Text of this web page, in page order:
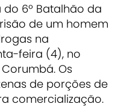
6º Batalhão da
de um homem
na
feira (4), no
Os
de porções de
comercialização.